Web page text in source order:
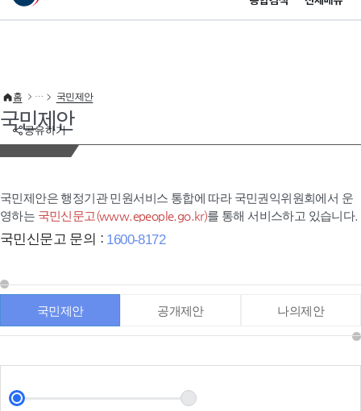
이 누리집은 대한민국 공식 전자정부 누리집입니다.
공유하기
홈 국민제안
국민제안
국민제안은 행정기관 민원서비스 통합에 따라 국민권익위원회에서 운
영하는 국민신문고(www.epeople.go.kr)를 통해 서비스하고 있습니다.
국민신문고 문의 : 1600-8172
국민제안 공개제안 나의제안